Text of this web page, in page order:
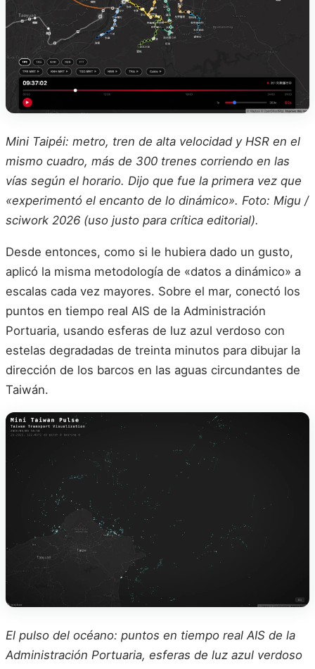
Mini Taipéi: metro, tren de alta velocidad y HSR en el
mismo cuadro, más de 300 trenes corriendo en las
vías según el horario. Dijo que fue la primera vez que
«experimentó el encanto de lo dinámico». Foto: Migu /
sciwork 2026 (uso justo para crítica editorial).
Desde entonces, como si le hubiera dado un gusto,
aplicó la misma metodología de «datos a dinámico» a
escalas cada vez mayores. Sobre el mar, conectó los
puntos en tiempo real AIS de la Administración
Portuaria, usando esferas de luz azul verdoso con
estelas degradadas de treinta minutos para dibujar la
dirección de los barcos en las aguas circundantes de
Taiwán.
El pulso del océano: puntos en tiempo real AIS de la
Administración Portuaria, esferas de luz azul verdoso